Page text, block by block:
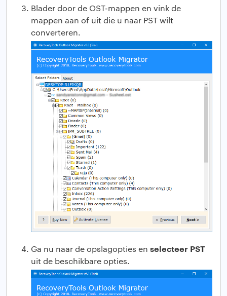
Blader door de OST-mappen en vink de
mappen aan of uit die u naar PST wilt
converteren.
Ga nu naar de opslagopties en selecteer PST
uit de beschikbare opties.